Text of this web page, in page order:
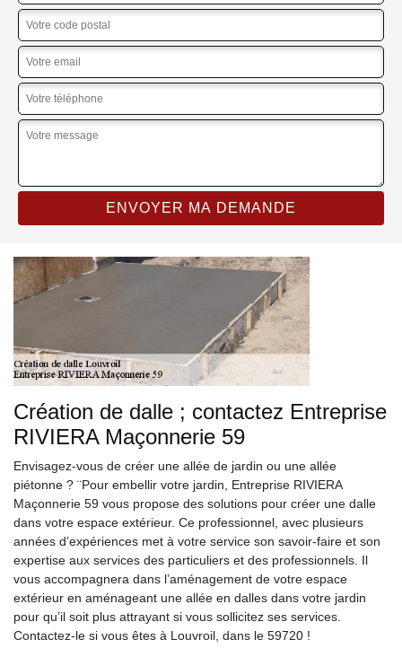
Création de dalle ; contactez Entreprise
RIVIERA Maçonnerie 59
Envisagez-vous de créer une allée de jardin ou une allée
piétonne ? ¨Pour embellir votre jardin, Entreprise RIVIERA
Maçonnerie 59 vous propose des solutions pour créer une dalle
dans votre espace extérieur. Ce professionnel, avec plusieurs
années d’expériences met à votre service son savoir-faire et son
expertise aux services des particuliers et des professionnels. Il
vous accompagnera dans l’aménagement de votre espace
extérieur en aménageant une allée en dalles dans votre jardin
pour qu’il soit plus attrayant si vous sollicitez ses services.
Contactez-le si vous êtes à Louvroil, dans le 59720 !